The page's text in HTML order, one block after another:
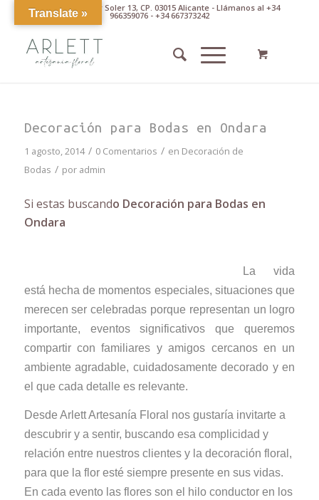
Av. Pintor Xavier Soler 13, CP. 03015 Alicante - Llámanos al +34
966359076 - +34 667373242
Decoración para Bodas en Ondara
1 agosto, 2014 / 0 Comentarios / en Decoración de
Bodas / por admin
Si estas buscando Decoración para Bodas en
Ondara
La vida
está hecha de momentos especiales, situaciones que
merecen ser celebradas porque representan un logro
importante, eventos significativos que queremos
compartir con familiares y amigos cercanos en un
ambiente agradable, cuidadosamente decorado y en
el que cada detalle es relevante.
Desde Arlett Artesanía Floral nos gustaría invitarte a
descubrir y a sentir, buscando esa complicidad y
relación entre nuestros clientes y la decoración floral,
para que la flor esté siempre presente en sus vidas.
En cada evento las flores son el hilo conductor en los
Translate »